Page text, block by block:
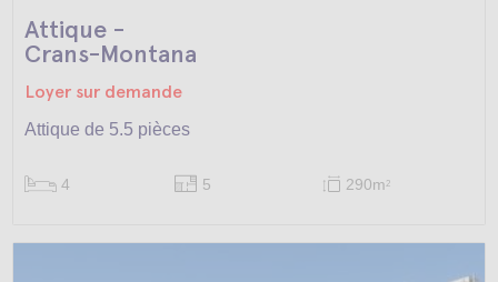
Attique -
Crans-Montana
Loyer sur demande
Attique de 5.5 pièces
4 5 290m2